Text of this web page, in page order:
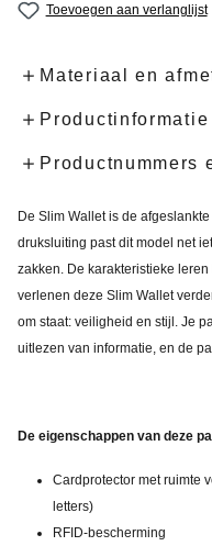
Toevoegen aan verlanglijst
Materiaal en
Productinformatie
Productnummers
De Slim Wallet is de
druksluiting past dit model net
zakken. De karakteristieke
verlenen deze Slim Wallet
om staat: veiligheid en stijl. Je
uitlezen van informatie, en de
De eigenschappen van deze
Cardprotector met ruimte
letters)
RFID-bescherming